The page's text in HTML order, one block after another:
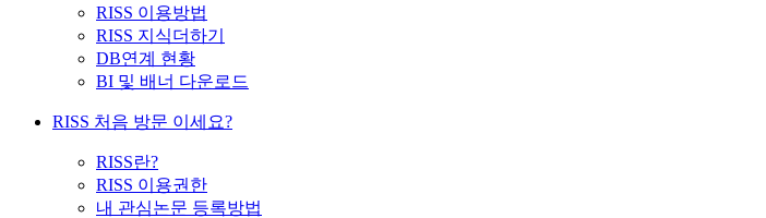
RISS 이용방법
RISS 지식더하기
DB연계 현황
BI 및 배너 다운로드
RISS 처음 방문 이세요?
RISS란?
RISS 이용권한
내 관심논문 등록방법